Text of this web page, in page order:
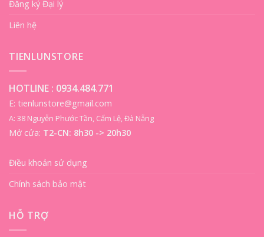
Đăng ký Đại lý
Liên hệ
TIENLUNSTORE
HOTLINE : 0934.484.771
E: tienlunstore@gmail.com
A: 38 Nguyễn Phước Tần, Cẩm Lệ, Đà Nẵng
Mở cửa: T2-CN: 8h30 -> 20h30
Điều khoản sử dụng
Chính sách bảo mật
HỖ TRỢ